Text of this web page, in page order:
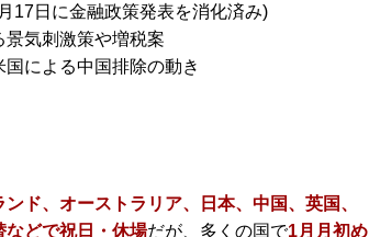
17日に金融政策発表を消化済み)
景気刺激策や増税案
国による中国排除の動き
ンド、オーストラリア、日本、中国、英国、
などで祝日・休場だが、多くの国で1月月初め